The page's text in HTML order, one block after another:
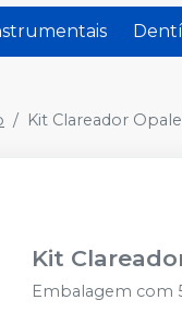
Kit Clareador
Kit
Embalagem com